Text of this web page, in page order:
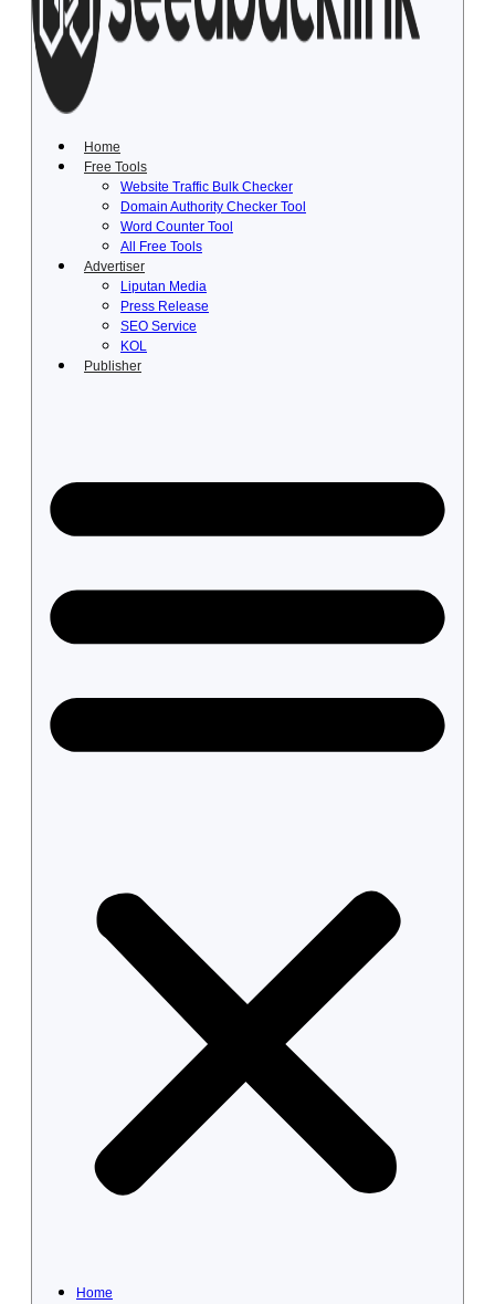
Lewati
konten
Home
Free Tools
Website Traffic Bulk Checker
Domain Authority Checker Tool
Word Counter Tool
All Free Tools
Advertiser
Liputan Media
Press Release
SEO Service
KOL
Publisher
Home